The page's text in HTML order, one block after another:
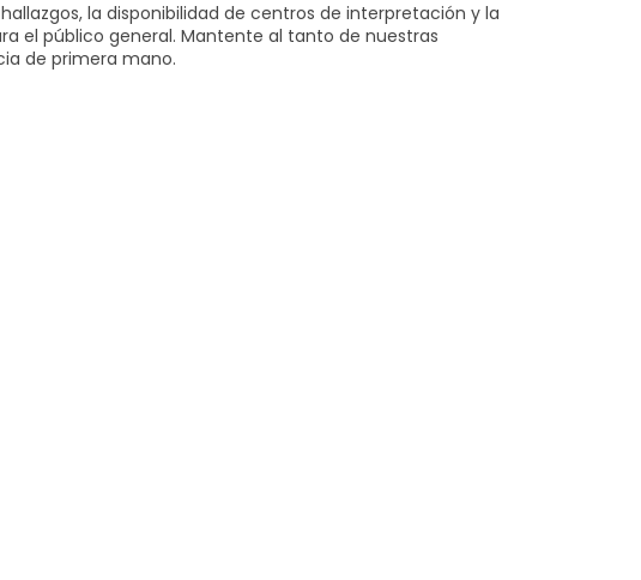
la disponibilidad de centros de interpretación y la
el público general. Mantente al tanto de nuestras
de primera mano.